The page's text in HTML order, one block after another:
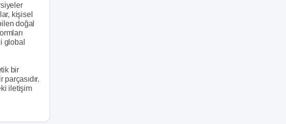
kişisel
doğal
global
bir
iletişim